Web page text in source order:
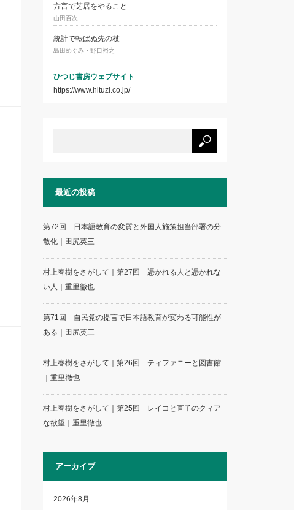
方言で芝居をやること
山田百次
統計で転ばぬ先の杖
島田めぐみ・野口裕之
ひつじ書房ウェブサイト
https://www.hituzi.co.jp/
最近の投稿
第72回 日本語教育の変質と外国人施策担当部署の分
散化｜田尻英三
村上春樹をさがして｜第27回 憑かれる人と憑かれな
い人｜重里徹也
第71回 自民党の提言で日本語教育が変わる可能性が
ある｜田尻英三
村上春樹をさがして｜第26回 ティファニーと図書館
｜重里徹也
村上春樹をさがして｜第25回 レイコと直子のクィア
な欲望｜重里徹也
アーカイブ
2026年8月